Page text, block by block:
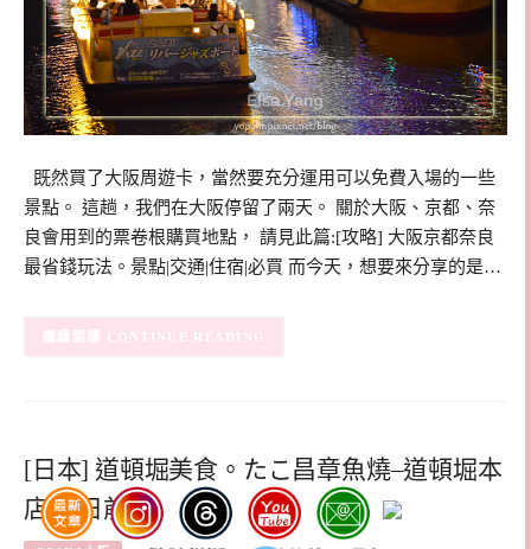
既然買了大阪周遊卡，當然要充分運用可以免費入場的一些
景點。 這趟，我們在大阪停留了兩天。 關於大阪、京都、奈
良會用到的票卷根購買地點， 請見此篇:[攻略] 大阪京都奈良
最省錢玩法。景點|交通|住宿|必買 而今天，想要來分享的是…
CONTINUE READING
[日本] 道頓堀美食。たこ昌章魚燒–道頓堀本
店 千日前